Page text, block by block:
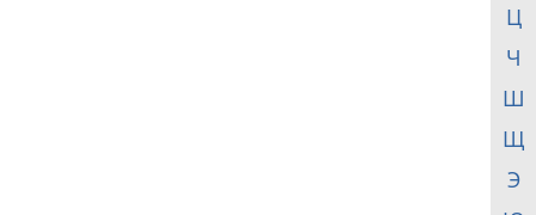
Ц
Ч
Ш
Щ
Э